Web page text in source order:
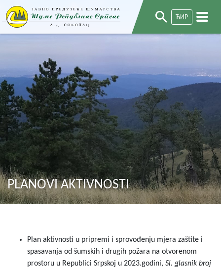
ЋИР
PLANOVI AKTIVNOSTI
Plan aktivnosti u pripremi i sprovođenju mjera zaštite i
spasavanja od šumskih i drugih požara na otvorenom
prostoru u Republici Srpskoj u 2023.godini, Sl. glasnik broj